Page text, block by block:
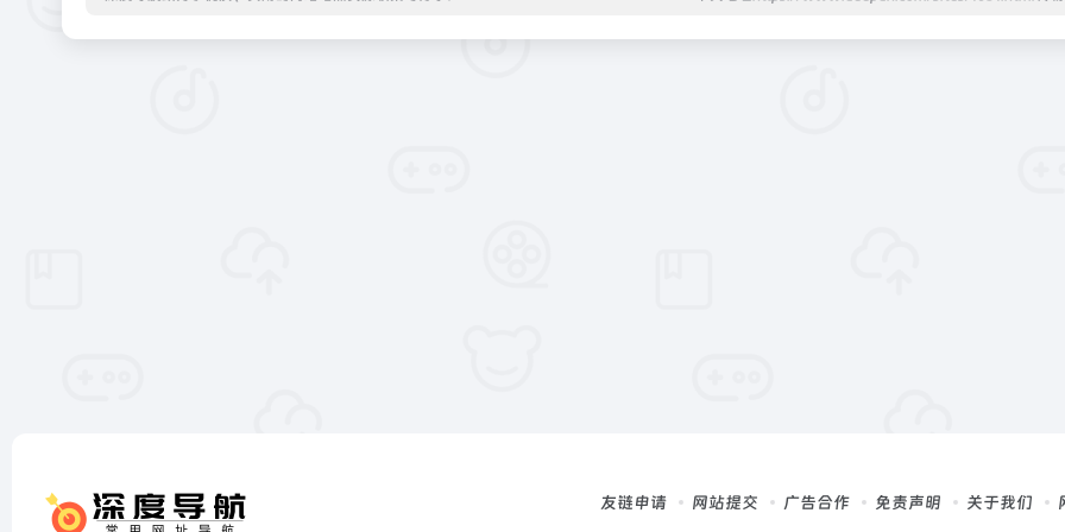
友链申请 网站提交 广告合作 免责声明 关于我们